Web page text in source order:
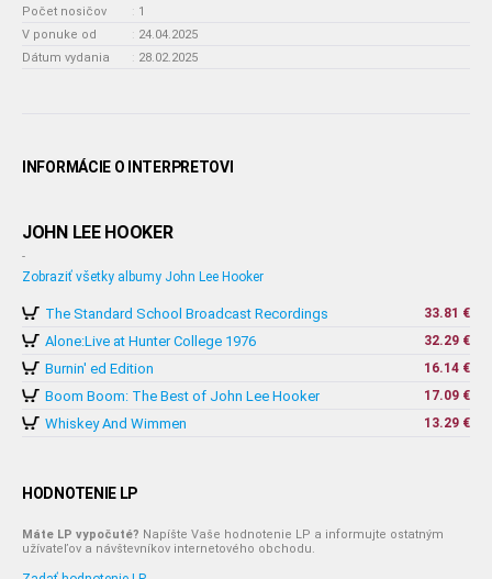
Počet nosičov
: 1
V ponuke od
: 24.04.2025
Dátum vydania
: 28.02.2025
INFORMÁCIE O INTERPRETOVI
JOHN LEE HOOKER
-
Zobraziť všetky albumy John Lee Hooker
The Standard School Broadcast Recordings 33.81 €
Alone:Live at Hunter College 1976 32.29 €
Burnin' ed Edition 16.14 €
Boom Boom: The Best of John Lee Hooker 17.09 €
Whiskey And Wimmen 13.29 €
HODNOTENIE LP
Máte LP vypočuté? Napíšte Vaše hodnotenie LP a informujte ostatným
užívateľov a návštevníkov internetového obchodu.